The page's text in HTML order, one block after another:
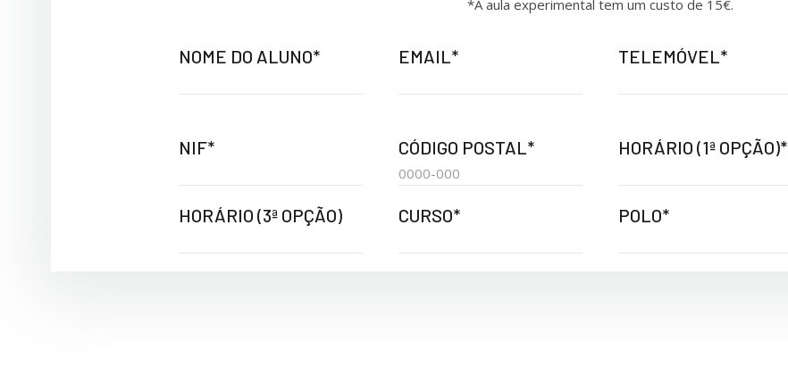
*A aula experimental tem um custo de 15€.
NOME DO ALUNO* EMAIL* TELEMÓVEL*
NIF* CÓDIGO POSTAL* HORÁRIO (1ª OPÇÃO)*
HORÁRIO (3ª OPÇÃO) CURSO* POLO*